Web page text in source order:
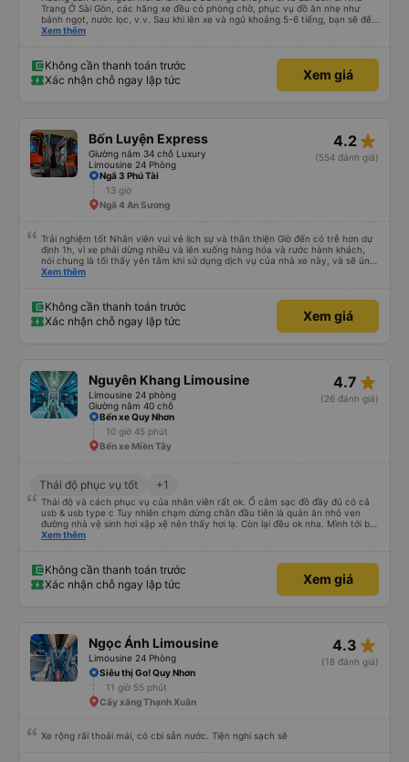
Trang Ở Sài Gòn, các hãng xe đều có phòng chờ, phục vụ đồ ăn nhẹ như
bánh ngọt, nước lọc, v.v. Sau khi lên xe và ngủ khoảng 5-6 tiếng, bạn sẽ đến
Nha Trang. Ở Nha Trang, các hãng xe có dịch vụ đưa đón miễn phí, tuy
(nên dùng Google Translate và đưa cho họ đọc) để được hỗ trợ tìm xe đưa
đón. Bạn không nên tin những người mặc áo Grab mời bạn đi xe bên ngoài.
Nói về chất lượng xe thì tuyệt vời, xe được làm theo kiểu cabin với thiết kế
Google Dịch để giao tiếp với họ. Hy vọng bài đánh giá này sẽ giúp ích cho
bạn khi đi
Xem thêm
Không cần thanh toán trước
Xác nhận chỗ ngay lập tức
Xem giá
Bốn Luyện Express
Giường nằm 34 chỗ Luxury
Limousine 24 Phòng
4.2 star_rate
(554 đánh giá)
Ngã 3 Phú Tài
13 giờ
Ngã 4 An Sương
Trải nghiệm tốt Nhân viên vui vẻ lịch sự và thân thiện Giờ đến có trễ hơn dự
định 1h, vì xe phải dừng nhiều và lên xuống hàng hóa và rước hành khách,
nói chung là tối thấy yên tâm khi sử dụng dịch vụ của nhà xe này, và sẽ ủng
hộ và giới thiệu cho người thân sử dụng dịch vụ của nhà xe này
Xem thêm
Không cần thanh toán trước
Xác nhận chỗ ngay lập tức
Xem giá
Nguyên Khang Limousine
Limousine 24 phòng
Giường nằm 40 chỗ
4.7 star_rate
(26 đánh giá)
Bến xe Quy Nhơn
10 giờ 45 phút
Bến xe Miền Tây
Thái độ phục vụ tốt +1
Thái độ và cách phục vụ của nhân viên rất ok. Ổ cắm sạc đồ đầy đủ có cả
usb & usb type c Tuy nhiên chạm dừng chân đầu tiên là quán ăn nhỏ ven
đường nhà vệ sinh hơi xập xệ nên thấy hơi lạ. Còn lại đều ok nha. Mình tới bx
miền tây và thùng đồ tới khu vực thủ đức để giao cho người nhà thì nhà xe
Xem thêm
Không cần thanh toán trước
Xác nhận chỗ ngay lập tức
Xem giá
Ngọc Ánh Limousine
Limousine 24 Phòng
4.3 star_rate
(18 đánh giá)
Siêu thị Go! Quy Nhơn
11 giờ 55 phút
Cây xăng Thạnh Xuân
Xe rộng rãi thoải mái, có cbi sẵn nước. Tiện nghi sạch sẽ